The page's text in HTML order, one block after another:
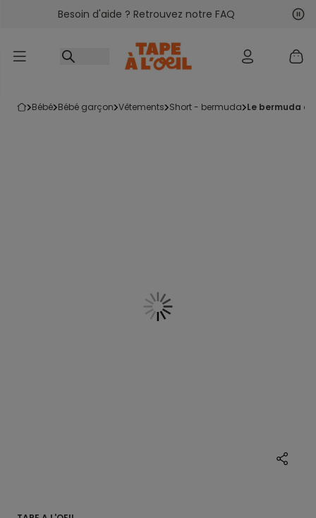
Accéder au contenu
Besoin d'aide ? Retrouvez notre FAQ
bébé bébé garçon vêtements short - bermuda le bermuda